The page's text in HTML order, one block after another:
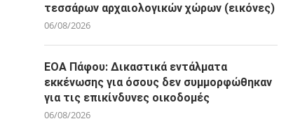
τεσσάρων αρχαιολογικών χώρων (εικόνες)
06/08/2026
ΕΟΑ Πάφου: Δικαστικά εντάλματα
εκκένωσης για όσους δεν συμμορφώθηκαν
για τις επικίνδυνες οικοδομές
06/08/2026